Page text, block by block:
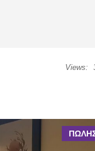
Views: